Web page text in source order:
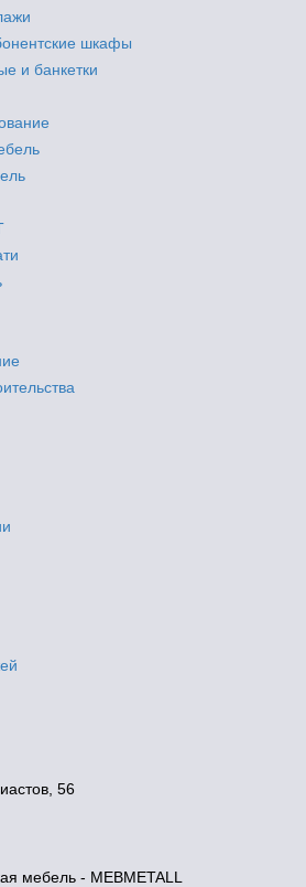
шкафы
и банкетки
56
мебель - MEBMETALL